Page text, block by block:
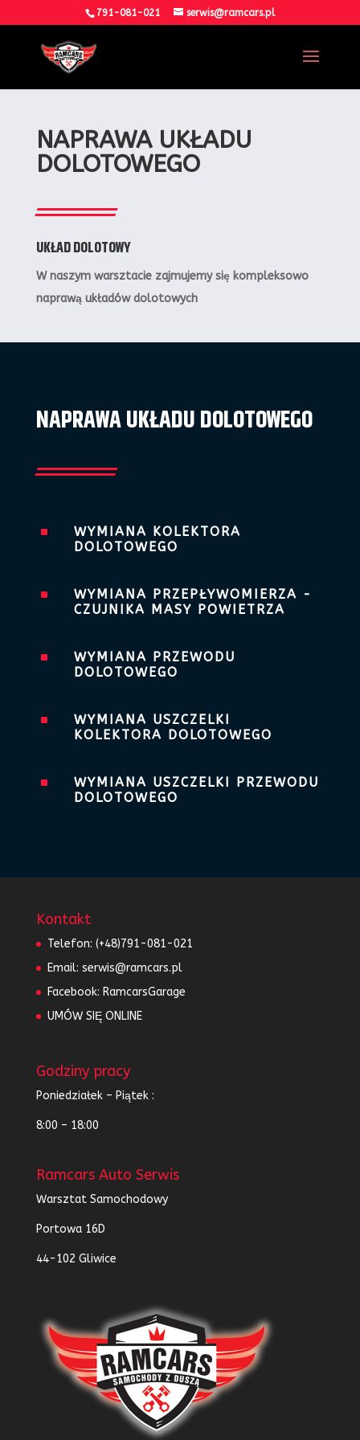
791-081-021 serwis@ramcars.pl
NAPRAWA UKŁADU
DOLOTOWEGO
UKŁAD DOLOTOWY
W naszym warsztacie zajmujemy się kompleksowo
naprawą układów dolotowych
NAPRAWA UKŁADU DOLOTOWEGO
^
WYMIANA KOLEKTORA
DOLOTOWEGO
^
WYMIANA PRZEPŁYWOMIERZA -
CZUJNIKA MASY POWIETRZA
^
WYMIANA PRZEWODU
DOLOTOWEGO
^
WYMIANA USZCZELKI
KOLEKTORA DOLOTOWEGO
^
WYMIANA USZCZELKI PRZEWODU
DOLOTOWEGO
Kontakt
Telefon: (+48)791-081-021
Email: serwis@ramcars.pl
Facebook: RamcarsGarage
UMÓW SIĘ ONLINE
Godziny pracy
Poniedziałek – Piątek :
8:00 – 18:00
Ramcars Auto Serwis
Warsztat Samochodowy
Portowa 16D
44-102 Gliwice